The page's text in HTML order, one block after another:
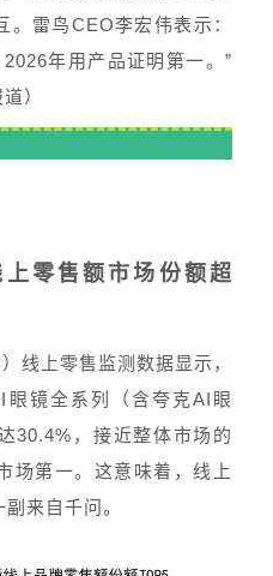
雷鸟CEO李宏伟表示：
年用产品证明第一。”
）
零售额市场份额超
线上零售监测数据显示，
镜全系列（含夸克AI眼
30.4%，接近整体市场的
场第一。这意味着，线上
来自千问。